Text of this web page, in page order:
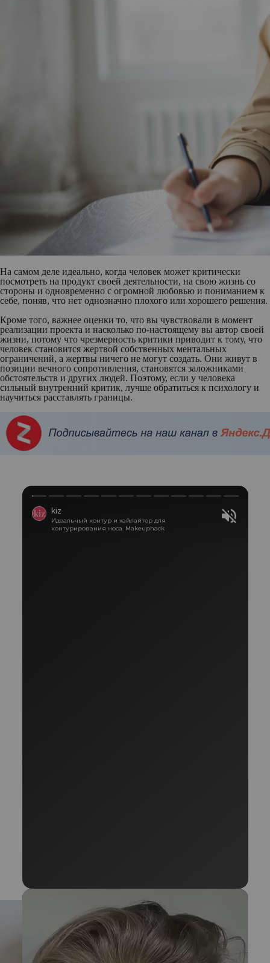
На самом деле идеально, когда человек может критически
посмотреть на продукт своей деятельности, на свою жизнь со
стороны и одновременно с огромной любовью и пониманием к
себе, поняв, что нет однозначно плохого или хорошего решения.
Кроме того, важнее оценки то, что вы чувствовали в момент
реализации проекта и насколько по-настоящему вы автор своей
жизни, потому что чрезмерность критики приводит к тому, что
человек становится жертвой собственных ментальных
ограничений, а жертвы ничего не могут создать. Они живут в
позиции вечного сопротивления, становятся заложниками
обстоятельств и других людей. Поэтому, если у человека
сильный внутренний критик, лучше обратиться к психологу и
научиться расставлять границы.